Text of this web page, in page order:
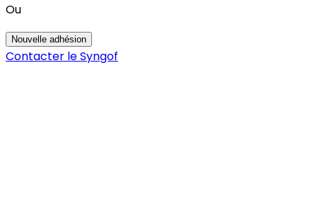
Ou
Nouvelle adhésion
Contacter le Syngof